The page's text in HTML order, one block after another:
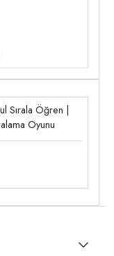
Sırala Öğren |
Oyunu